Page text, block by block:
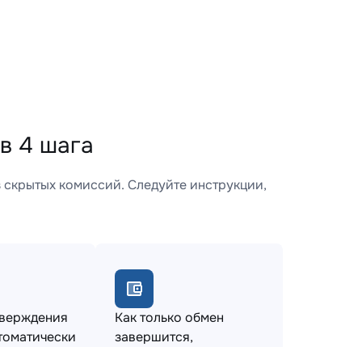
4 шага
комиссий. Следуйте инструкции,
Как только обмен
завершится,